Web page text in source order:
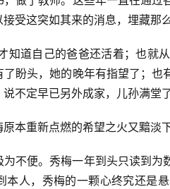
受这突如其来的消息，埋藏那
知道自己的爸爸还活着；也就
盼头，她的晚年有指望了；
不定早已另外成家，儿孙满堂了
本重新点燃的希望之火又黯淡下
不便。秀梅一年到头只读到
本人，秀梅的一颗心终究还是